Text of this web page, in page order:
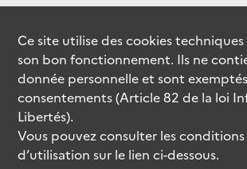
Ce site utilise descookiestechniques
son bon fonctionnement. Ils ne
donnée personnelle et sont
consentements (Article 82 de la loi
Libertés).
Vous pouvez consulter les conditions
d’utilisation sur le lien ci-dessous.